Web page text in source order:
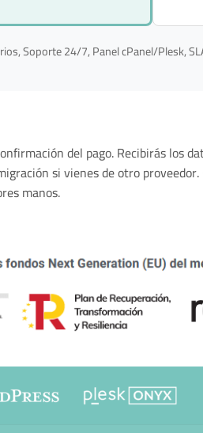
Soporte 24/7, Panel cPanel/Plesk,
del pago. Recibirás los
si vienes de otro
manos.